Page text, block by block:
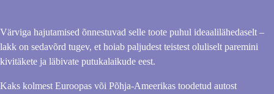
Värviga hajutamised õnnestuvad selle toote puhul ideaalilähedaselt –
lakk on sedavõrd tugev, et hoiab paljudest teistest oluliselt paremini
kivitäkete ja läbivate putukalaikude eest.
Kaks kolmest Euroopas või Põhja-Ameerikas toodetud autost